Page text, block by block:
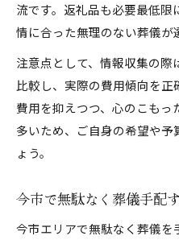
流です。返礼品も必要最低
情に合った無理のない葬儀が
注意点として、情報収集の
比較し、実際の費用傾向を正
費用を抑えつつ、心のこも
多いため、ご自身の希望や
ょう。
今市で無駄なく葬儀手配
今市エリアで無駄なく葬儀